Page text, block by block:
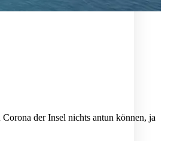
der Insel nichts antun können, ja